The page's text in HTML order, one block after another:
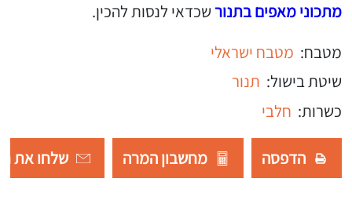
מתכוני מאפים בתנורשכדאי לנסות להכין.
מטבח: מטבח ישראלי
שיטת בישול: תנור
כשרות: חלבי
הדפסה מחשבון המרה שלחו את